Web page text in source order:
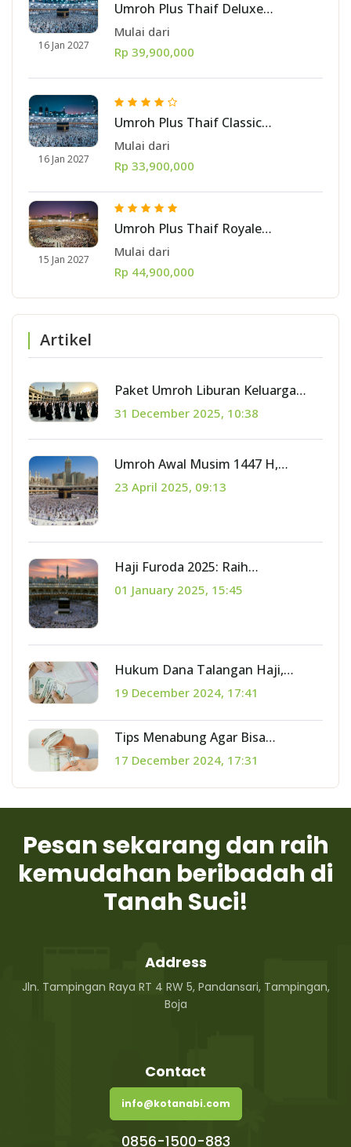
16 Jan 2027
Umroh Plus Thaif Deluxe
Pertengahan Januari 2027 10 hari
Mulai dari
Rp 39,900,000
16 Jan 2027
Umroh Plus Thaif Classic
Pertengahan Januari 2027 10 hari
Mulai dari
Rp 33,900,000
15 Jan 2027
Umroh Plus Thaif Royale
Pertengahan Januari 2027 11 hari
Mulai dari
Rp 44,900,000
Artikel
Paket Umroh Liburan Keluarga
2026: Pilihan Jadwal Syawal, Juni &
31 December 2025, 10:38
Umroh Awal Musim 1447 H,
Kesempatan Emas Meraih Berkah
di Tanah Suci
23 April 2025, 09:13
Haji Furoda 2025: Raih
Kesempatan Emas Ibadah Tanpa
Antri
01 January 2025, 15:45
Hukum Dana Talangan Haji,
Seperti Apa?
19 December 2024, 17:41
Tips Menabung Agar Bisa
Berangkat Haji di Usia Muda
17 December 2024, 17:31
Pesan sekarang dan raih
kemudahan beribadah di
Tanah Suci!
Address
Jln. Tampingan Raya RT 4 RW 5, Pandansari, Tampingan,
Boja
Contact
info@kotanabi.com
0856-1500-883